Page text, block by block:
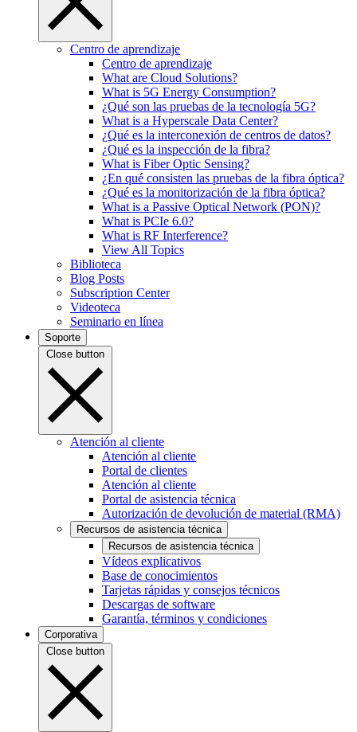
Centro de aprendizaje
Centro de aprendizaje
What are Cloud Solutions?
What is 5G Energy Consumption?
¿Qué son las pruebas de la tecnología 5G?
What is a Hyperscale Data Center?
¿Qué es la interconexión de centros de datos?
¿Qué es la inspección de la fibra?
What is Fiber Optic Sensing?
¿En qué consisten las pruebas de la fibra óptica?
¿Qué es la monitorización de la fibra óptica?
What is a Passive Optical Network (PON)?
What is PCIe 6.0?
What is RF Interference?
View All Topics
Biblioteca
Blog Posts
Subscription Center
Videoteca
Seminario en línea
Soporte
Close button
Atención al cliente
Atención al cliente
Portal de clientes
Atención al cliente
Portal de asistencia técnica
Autorización de devolución de material (RMA)
Recursos de asistencia técnica
Recursos de asistencia técnica
Vídeos explicativos
Base de conocimientos
Tarjetas rápidas y consejos técnicos
Descargas de software
Garantía, términos y condiciones
Corporativa
Close button